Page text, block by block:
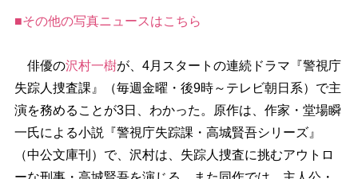
■その他の写真ニュースはこちら
俳優の沢村一樹が、4月スタートの連続ドラマ『警視庁
失踪人捜査課』（毎週金曜・後9時～テレビ朝日系）で主
演を務めることが3日、わかった。原作は、作家・堂場瞬
一氏による小説『警視庁失踪課・高城賢吾シリーズ』
（中公文庫刊）で、沢村は、失踪人捜査に挑むアウトロ